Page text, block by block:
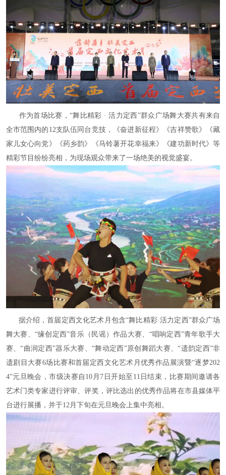
作为首场比赛，“舞比精彩 · 活力定西”群众广场舞大赛共有来自
全市范围内的12支队伍同台竞技，《奋进新征程》《吉祥赞歌》《藏
家儿女心向党》《药乡韵》《马铃薯开花幸福来》《建功新时代》等
精彩节目纷纷亮相，为现场观众带来了一场绝美的视觉盛宴。
据介绍，首届定西文化艺术月包含“舞比精彩·活力定西”群众广场
舞大赛、“缘创定西”音乐（民谣）作品大赛、“唱响定西”青年歌手大
赛、“曲润定西”器乐大赛、“舞动定西”原创舞蹈大赛、“遗韵定西”非
遗剧目大赛6场比赛和首届定西文化艺术月优秀作品展演暨“逐梦202
4”元旦晚会，市级决赛自10月7日开始至11日结束，比赛期间邀请各
艺术门类专家进行评审、评奖，评比选出的优秀作品将在市县媒体平
台进行展播，并于12月下旬在元旦晚会上集中亮相。